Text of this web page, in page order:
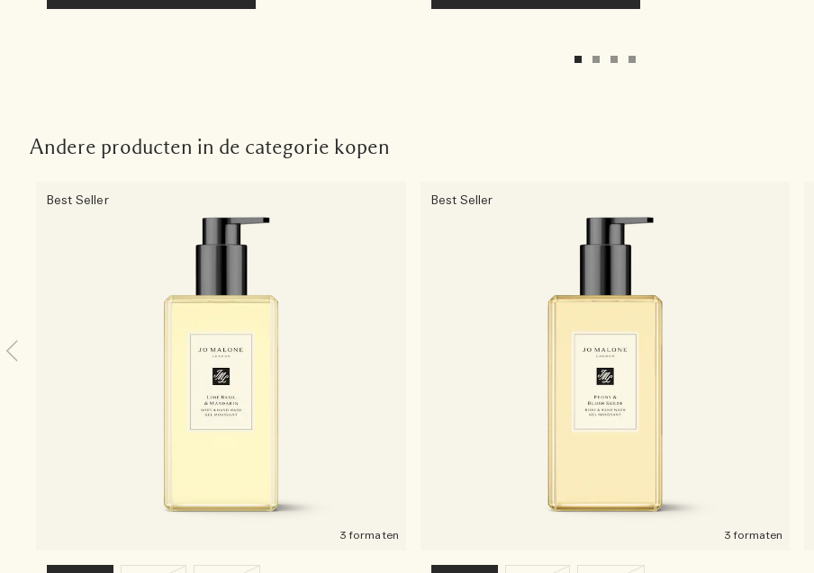
Andere producten in de categorie kopen
Best Seller
3 formaten
Best Seller
3 formaten